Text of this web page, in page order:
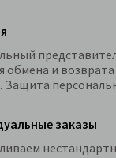
обмена и
Защита
заказы